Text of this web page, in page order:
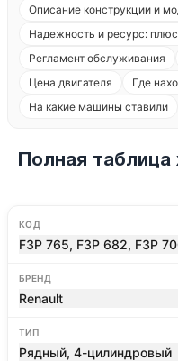
Описание конструкции и
Надежность и ресурс:
Регламент обслуживания
Цена двигателя
Где
На какие машины ставили
Полная таблица
КОД
F3P 765, F3P 682, F3P
БРЕНД
Renault
ТИП
Рядный, 4-цилиндровый